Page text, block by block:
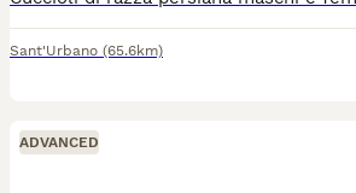
Sant'Urbano (65.6km)
ADVANCED